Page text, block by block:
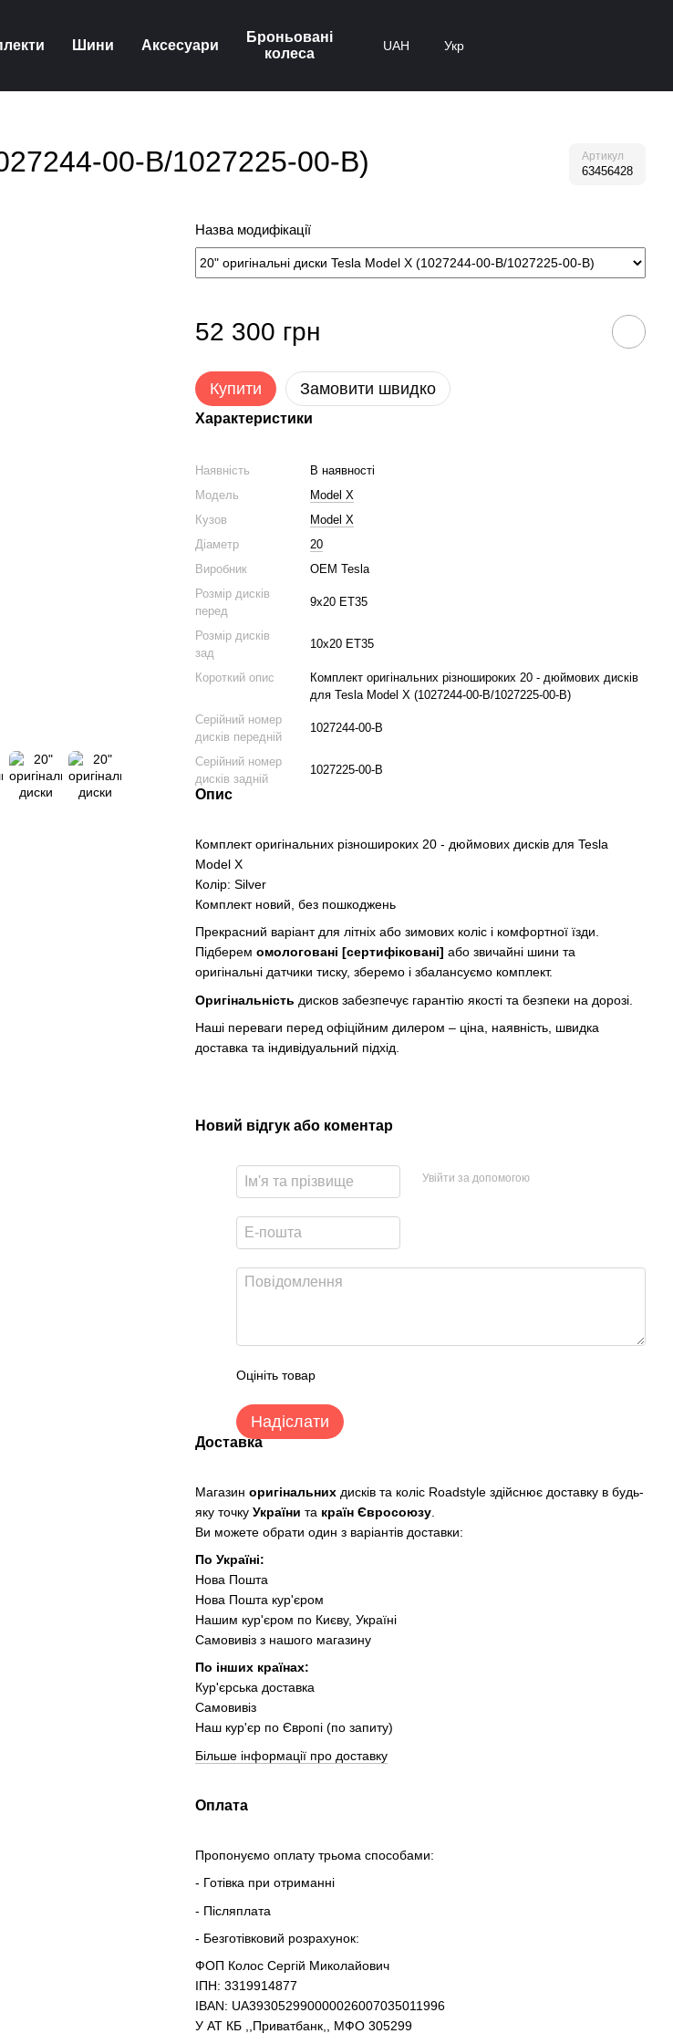
Шини Аксесуари
Броньовані
колеса
UAH Укр
00-B/1027225-00-B) Артикул
63456428
Назва модифікації
52 300 грн
Купити Замовити швидко
Характеристики
Наявність
В наявності
Модель
Model X
Кузов
Model X
Діаметр
20
Виробник
OEM Tesla
Розмір дисків
перед
9x20 ET35
Розмір дисків
зад
10x20 ET35
Короткий опис
Комплект оригінальних різношироких 20 - дюймових дисків
для Tesla Model X (1027244-00-B/1027225-00-B)
Серійний номер
дисків передній
1027244-00-B
Серійний номер
дисків задній
1027225-00-B
Опис
Комплект оригінальних різношироких 20 - дюймових дисків для Tesla
Model X
Колір: Silver
Комплект новий, без пошкоджень
Прекрасний варіант для літніх або зимових коліс і комфортної їзди.
Підберемомологовані [сертифіковані]або звичайні шини та
оригінальні датчики тиску, зберемо і збалансуємо комплект.
Оригінальність дисков забезпечує гарантію якості та безпеки на дорозі.
Наші переваги перед офіційним дилером – ціна, наявність, швидка
доставка та індивідуальний підхід.
Новий відгук або коментар
Увійти за допомогою
Оцініть товар
Надіслати
Доставка
Магазиноригінальних дисків та коліс Roadstyle здійснює доставку в будь-
яку точкуУкраїнита країн Євросоюзу
Ви можете обрати один з варіантів доставки:
По Україні:
Нова Пошта
Нова Пошта кур'єром
Нашим кур'єром по Києву, Україні
Самовивіз з нашого магазину
По інших країнах:
Кур'єрська доставка
Самовивіз
Наш кур'єр по Європі (по запиту)
Більше інформації про доставку
Оплата
Пропонуємо оплату трьома способами:
- Готівка при отриманні
- Післяплата
- Безготівковий розрахунок:
ФОП Колос Сергій Миколайович
ІПН: 3319914877
IBAN: UA393052990000026007035011996
У АТ КБ ,,Приватбанк,, МФО 305299